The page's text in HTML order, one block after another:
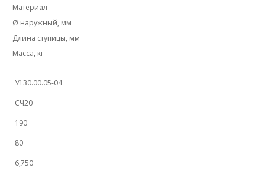
Материал
Ø наружный, мм
Длина ступицы, мм
Масса, кг
У130.00.05-04
СЧ20
190
80
6,750